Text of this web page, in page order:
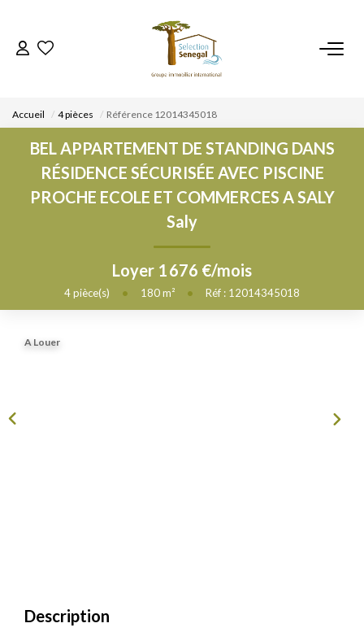
ACCUEIL
NOS BIENS
VENDRE UN BIEN
DÉPOSEZ VOTRE RECHERCHE
NOUS REJOINDRE
Accueil 4 pièces Référence 12014345018
BEL APPARTEMENT DE STANDING DANS
RÉSIDENCE SÉCURISÉE AVEC PISCINE
PROCHE ECOLE ET COMMERCES A SALY
Saly
Loyer 1 676 €/mois
4pièce(s) • 180m² • Réf : 12014345018
A Louer
Description